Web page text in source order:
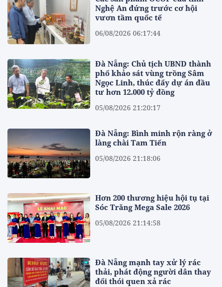
Nghệ An đứng trước cơ hội
vươn tầm quốc tế
06/08/2026 06:17:44
Đà Nẵng: Chủ tịch UBND thành
phố khảo sát vùng trồng Sâm
Ngọc Linh, thúc đẩy dự án đầu
tư hơn 12.000 tỷ đồng
05/08/2026 21:20:17
Đà Nẵng: Bình minh rộn ràng ở
làng chài Tam Tiến
05/08/2026 21:18:06
Hơn 200 thương hiệu hội tụ tại
Sóc Trăng Mega Sale 2026
05/08/2026 21:14:58
Đà Nẵng mạnh tay xử lý rác
thải, phát động người dân thay
đổi thói quen xả rác